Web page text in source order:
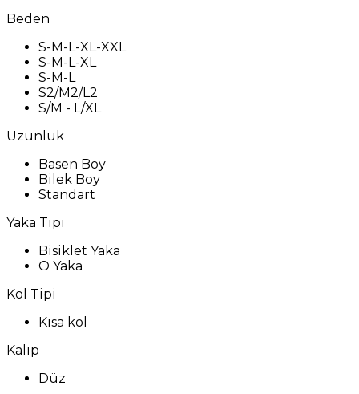
Beden
S-M-L-XL-XXL
S-M-L-XL
S-M-L
S2/M2/L2
S/M - L/XL
Uzunluk
Basen Boy
Bilek Boy
Standart
Yaka Tipi
Bisiklet Yaka
O Yaka
Kol Tipi
Kısa kol
Kalıp
Düz